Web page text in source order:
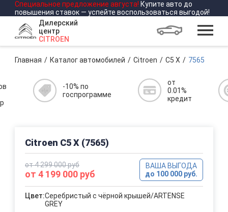
Специальное предложение августа! Купите авто до
повышения ставок — успейте воспользоваться выгодой!
Дилерский
центр
CITROEN
Главная Каталог автомобилей Citroen C5 X 7565
-10% по
госпрограмме
от
0.01%
кредит
Citroen C5 X (7565)
от 4 299 000 руб
от 4 199 000 руб
ВАША ВЫГОДА
до 100 000 руб.
Цвет:Серебристый с чёрной крышей/ARTENSE
GREY